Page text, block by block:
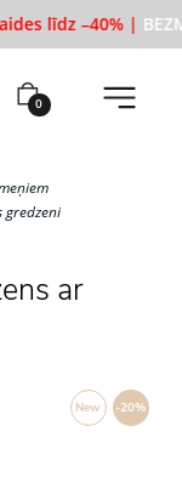
līdz –40% |
0
gredzeni
ar
-20%
New